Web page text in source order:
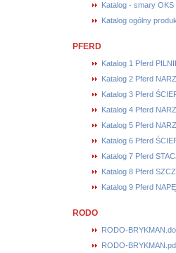
Katalog - smary
Katalog ogólny
PFERD
Katalog 1 Pferd
Katalog 2 Pferd
Katalog 3 Pferd
Katalog 4 Pferd
Katalog 5 Pferd
Katalog 6 Pferd
Katalog 7 Pferd
Katalog 8 Pferd
Katalog 9 Pferd
RODO
RODO-
RODO-